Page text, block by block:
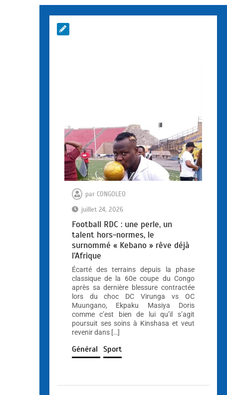
par CONGOLEO
juillet 24, 2026
Football RDC : une perle, un
talent hors-normes, le
surnommé « Kebano » rêve déjà
l’Afrique
Écarté des terrains depuis la phase
classique de la 60e coupe du Congo
après sa dernière blessure contractée
lors du choc DC Virunga vs OC
Muungano, Ekpaku Masiya Doris
comme c’est bien de lui qu’il s’agit
poursuit ses soins à Kinshasa et veut
revenir dans […]
Général Sport